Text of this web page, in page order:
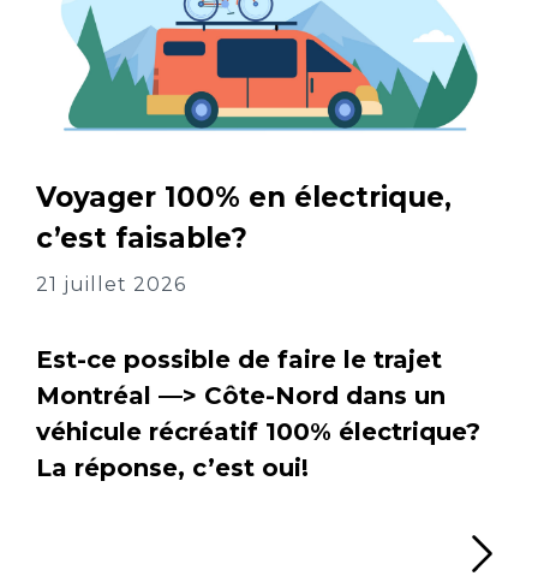
Voyager 100% en électrique,
c’est faisable?
21 juillet 2026
Est-ce possible de faire le trajet
Montréal —> Côte-Nord dans un
véhicule récréatif 100% électrique?
La réponse, c’est oui!